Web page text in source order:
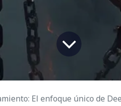
enfoque único de DeepSeek para los